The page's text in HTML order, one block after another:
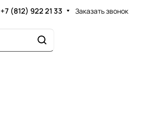
+7 (812) 922 21 33 Заказать звонок